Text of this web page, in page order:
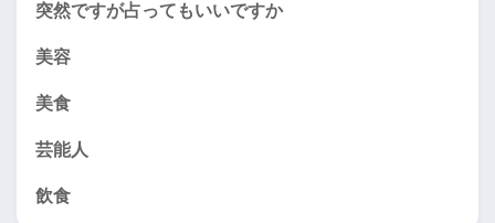
突然ですが占ってもいいですか
美容
美食
芸能人
飲食